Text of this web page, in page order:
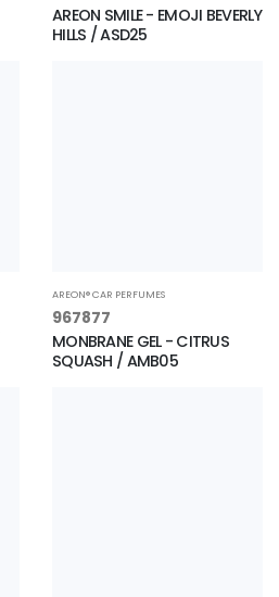
AREON SMILE - EMOJI BEVERLY
HILLS / ASD25
AREON® CAR PERFUMES
967877
MONBRANE GEL - CITRUS
SQUASH / AMB05